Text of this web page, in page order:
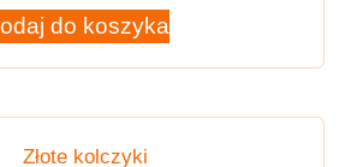
do koszyka